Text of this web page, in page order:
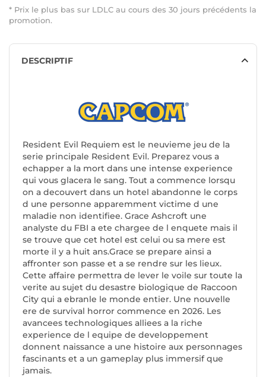
* Prix le plus bas sur LDLC au cours des 30 jours précédents la
promotion.
DESCRIPTIF
Resident Evil Requiem est le neuvieme jeu de la
serie principale Resident Evil. Preparez vous a
echapper a la mort dans une intense experience
qui vous glacera le sang. Tout a commence lorsqu
on a decouvert dans un hotel abandonne le corps
d une personne apparemment victime d une
maladie non identifiee. Grace Ashcroft une
analyste du FBI a ete chargee de l enquete mais il
se trouve que cet hotel est celui ou sa mere est
morte il y a huit ans.Grace se prepare ainsi a
affronter son passe et a se rendre sur les lieux.
Cette affaire permettra de lever le voile sur toute la
verite au sujet du desastre biologique de Raccoon
City qui a ebranle le monde entier. Une nouvelle
ere de survival horror commence en 2026. Les
avancees technologiques alliees a la riche
experience de l equipe de developpement
donnent naissance a une histoire aux personnages
fascinants et a un gameplay plus immersif que
jamais.